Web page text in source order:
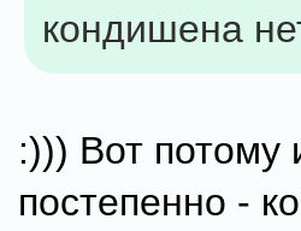
кондишена
:))) Вот потому
постепенно -